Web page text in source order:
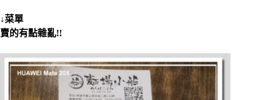
↓菜單
賣的有點雜亂!!